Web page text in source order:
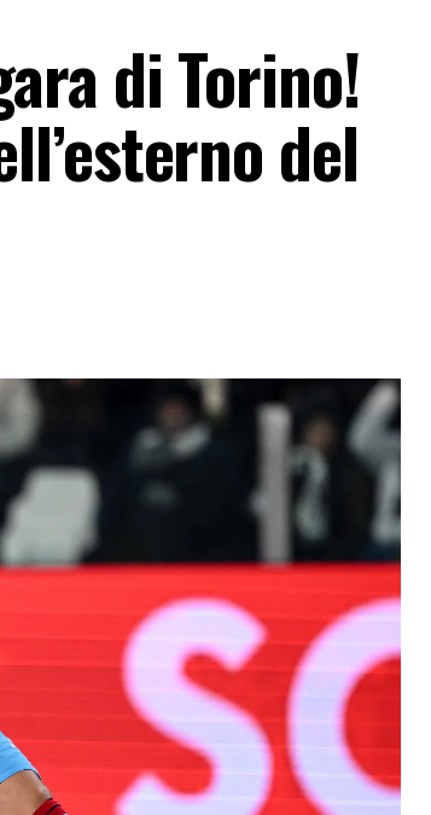
di Torino!
del